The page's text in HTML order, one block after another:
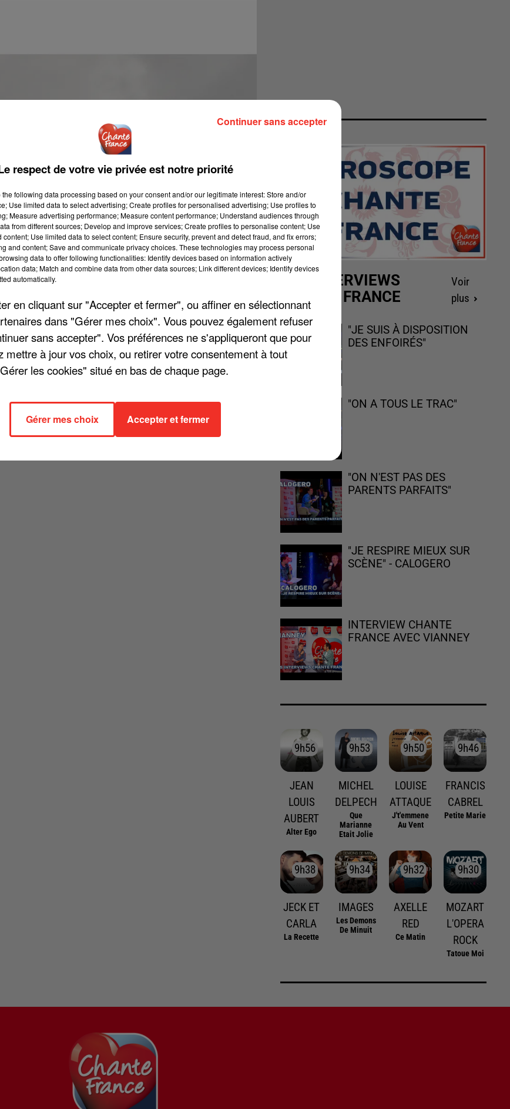
entamera sa tournée le 9 juin prochain à Agen, avant une
Francis Cabrel a vu sa série de concerts reportée à
pour lutter contre l'épidémie de Coronavirus. Il interprétera
à 250.000 exemplaires.
LES INTERVIEWS
CHANTE FRANCE
Voir
plus
"JE SUIS À DISPOSITION
DES ENFOIRÉS"
"ON A TOUS LE TRAC"
"ON N'EST PAS DES
PARENTS PARFAITS"
"JE RESPIRE MIEUX SUR
SCÈNE" - CALOGERO
INTERVIEW CHANTE
FRANCE AVEC VIANNEY
9h56
9h56
JEAN
LOUIS
AUBERT
Alter Ego
9h53
9h53
MICHEL
DELPECH
Que
Marianne
Etait Jolie
9h50
9h50
LOUISE
ATTAQUE
J't'emmene
Au Vent
9h46
9h46
FRANCIS
CABREL
Petite Marie
9h38
9h38
JECK ET
CARLA
La Recette
9h34
9h34
IMAGES
Les Demons
De Minuit
9h32
9h32
AXELLE
RED
Ce Matin
9h30
9h30
MOZART
L'OPERA
ROCK
Tatoue Moi
respect de votre vie privée est notre priorité
the following data processing based on your consent and/or our legitimate interest: Store and/or
Use limited data to select advertising; Create profiles for personalised advertising; Use profiles to
Measure advertising performance; Measure content performance; Understand audiences through
from different sources; Develop and improve services; Create profiles to personalise content; Use
Use limited data to select content; Ensure security, prevent and detect fraud, and fix errors;
and content; Save and communicate privacy choices. These technologies may process personal
data to offer following functionalities: Identify devices based on information actively
data; Match and combine data from other data sources; Link different devices; Identify devices
automatically.
en cliquant sur "Accepter et fermer", ou affiner en sélectionnant
dans "Gérer mes choix". Vous pouvez également refuser
sans accepter". Vos préférences ne s'appliqueront que pour
mettre à jour vos choix, ou retirer votre consentement à tout
les cookies" situé en bas de chaque page.
Gérer mes choix Accepter et fermer
Continuer sans accepter